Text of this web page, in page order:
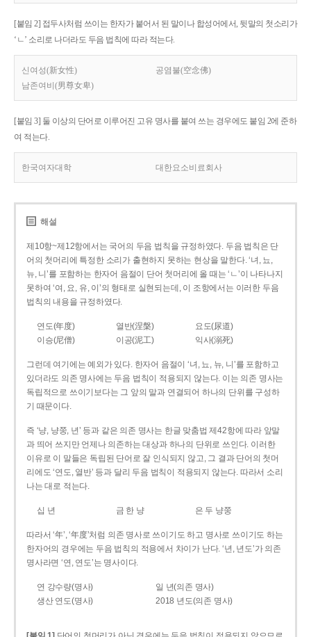
[붙임 2] 접두사처럼 쓰이는 한자가 붙어서 된 말이나 합성어에서, 뒷말의 첫소리가
‘ㄴ’ 소리로 나더라도 두음 법칙에 따라 적는다.
신여성(新女性)
공염불(空念佛)
남존여비(男尊女卑)
[붙임 3] 둘 이상의 단어로 이루어진 고유 명사를 붙여 쓰는 경우에도 붙임 2에 준하
여 적는다.
한국여자대학 대한요소비료회사
해설
제10항~제12항에서는 국어의 두음 법칙을 규정하였다. 두음 법칙은 단
어의 첫머리에 특정한 소리가 출현하지 못하는 현상을 말한다. ‘녀, 뇨,
뉴, 니’를 포함하는 한자어 음절이 단어 첫머리에 올 때는 ‘ㄴ’이 나타나지
못하여 ‘여, 요, 유, 이’의 형태로 실현되는데, 이 조항에서는 이러한 두음
법칙의 내용을 규정하였다.
연도(年度) 열반(涅槃)
요도(尿道)
이승(尼僧)
이공(泥工) 익사(溺死)
그런데 여기에는 예외가 있다. 한자어 음절이 ‘녀, 뇨, 뉴, 니’를 포함하고
있더라도 의존 명사에는 두음 법칙이 적용되지 않는다. 이는 의존 명사는
독립적으로 쓰이기보다는 그 앞의 말과 연결되어 하나의 단위를 구성하
기 때문이다.
즉 ‘냥, 냥쭝, 년’ 등과 같은 의존 명사는 한글 맞춤법 제42항에 따라 앞말
과 띄어 쓰지만 언제나 의존하는 대상과 하나의 단위로 쓰인다. 이러한
이유로 이 말들은 독립된 단어로 잘 인식되지 않고, 그 결과 단어의 첫머
리에도 ‘연도, 열반’ 등과 달리 두음 법칙이 적용되지 않는다. 따라서 소리
나는 대로 적는다.
십 년 금 한 냥 은 두 냥쭝
따라서 ‘年’, ‘年度’처럼 의존 명사로 쓰이기도 하고 명사로 쓰이기도 하는
한자어의 경우에는 두음 법칙의 적용에서 차이가 난다. ‘년, 년도’가 의존
명사라면 ‘연, 연도’는 명사이다.
연 강수량(명사)
일 년(의존 명사)
생산 연도(명사)
2018 년도(의존 명사)